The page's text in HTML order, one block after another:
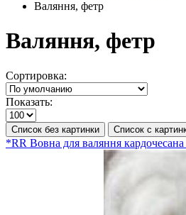
Валяння, фетр
Валяння, фетр
Сортировка:
Показать:
Список без картинки Список с
*RR Вовна для валяння